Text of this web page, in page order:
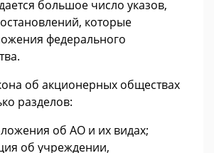
большое число указов,
которые
федерального
об акционерных обществах
разделов:
об АО и их видах;
об учреждении,